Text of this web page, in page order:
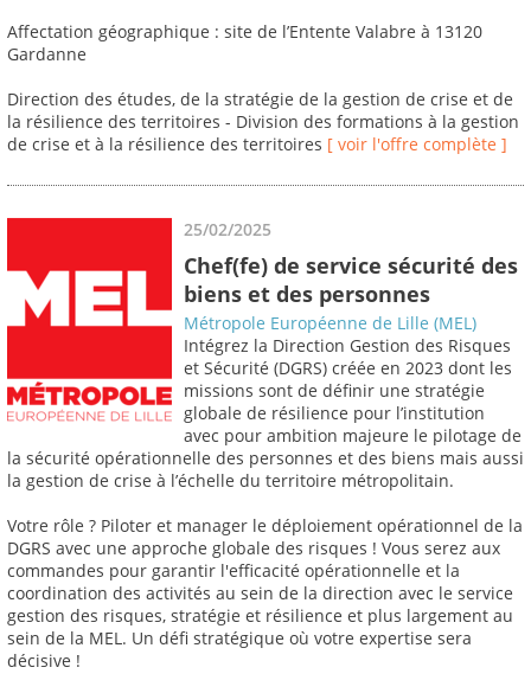
Affectation géographique : site de l’Entente Valabre à 13120
Gardanne
Direction des études, de la stratégie de la gestion de crise et de
la résilience des territoires - Division des formations à la gestion
de crise et à la résilience des territoires [ voir l'offre complète ]
25/02/2025
Chef(fe) de service sécurité des
biens et des personnes
Métropole Européenne de Lille (MEL)
Intégrez la Direction Gestion des Risques
et Sécurité (DGRS) créée en 2023 dont les
missions sont de définir une stratégie
globale de résilience pour l’institution
avec pour ambition majeure le pilotage de
la sécurité opérationnelle des personnes et des biens mais aussi
la gestion de crise à l’échelle du territoire métropolitain.
Votre rôle ? Piloter et manager le déploiement opérationnel de la
DGRS avec une approche globale des risques ! Vous serez aux
commandes pour garantir l'efficacité opérationnelle et la
coordination des activités au sein de la direction avec le service
gestion des risques, stratégie et résilience et plus largement au
sein de la MEL. Un défi stratégique où votre expertise sera
décisive !